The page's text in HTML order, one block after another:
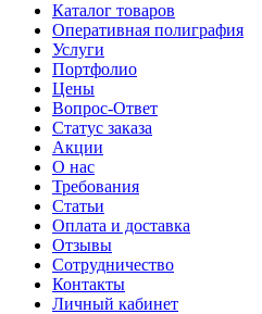
Каталог товаров
Оперативная полиграфия
Услуги
Портфолио
Цены
Вопрос-Ответ
Статус заказа
Акции
О нас
Требования
Статьи
Оплата и доставка
Отзывы
Сотрудничество
Контакты
Личный кабинет